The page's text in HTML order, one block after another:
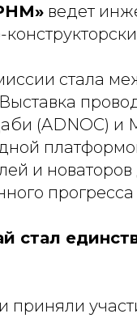
ведет
стала
(ADNOC) и
и
прогресса
стал
приняли